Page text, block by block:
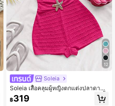
12
Soleia
Soleia เสื้อคลุมผู้หญิงตกแต่งปลาดาวโ
ลหะกลวงออก, เหมาะสำหรับงานปาร์ตี้
และบ้าน
฿319